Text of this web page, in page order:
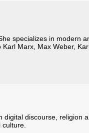
specializes in modern
Marx, Max Weber,
digital discourse, religion